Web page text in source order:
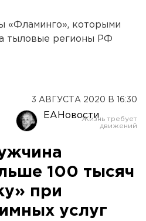
«Фламинго», которыми
тыловые регионы РФ
3 АВГУСТА 2020 В 16:30
ЕАНовости
100 тысяч
при
услуг